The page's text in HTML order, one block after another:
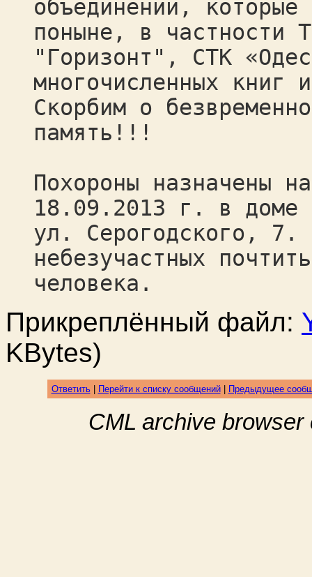
объединений,
поныне, в частности
"Горизонт", СТК
многочисленных книг
Скорбим о
память!!!
Похороны назначены
18.09.2013 г. в
ул. Серогодского, 7.
небезучастных
человека.
Прикреплённый файл:
KBytes)
Ответить| Перейти к списку сообщений| Предыдущее
CML archive